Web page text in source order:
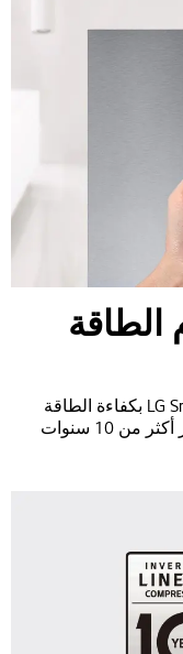
الطاقة
ينتقل برنامج LG Smart Inverter Compressor™‎ بكفاءة الطاقة
إلى المستوى التالي لمساعدتك في توفير أكثر من 10 سنوات